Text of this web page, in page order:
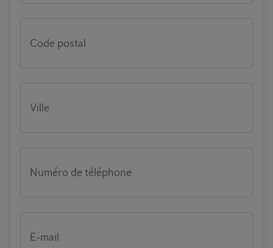
Code postal
Ville
Numéro de téléphone
E-mail